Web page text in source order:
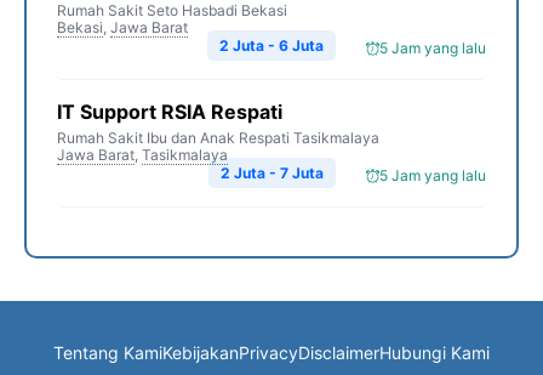
Rumah Sakit Seto Hasbadi Bekasi
Bekasi, Jawa Barat
5 Jam yang lalu
2 Juta - 6 Juta
IT Support RSIA Respati
Rumah Sakit Ibu dan Anak Respati Tasikmalaya
Jawa Barat, Tasikmalaya
5 Jam yang lalu
2 Juta - 7 Juta
Tentang KamiKebijakanPrivacyDisclaimerHubungi Kami